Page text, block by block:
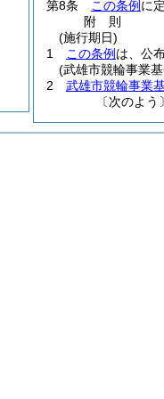
第8条 この条例 に
附 則
(施行期日)
1
この条例 は、公
(武雄市競輪事業
2
武雄市競輪事業
〔次のよう